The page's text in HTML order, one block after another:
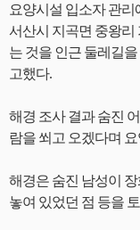
요양시설 입소자 관리
서산시 지곡면 중왕리
는 것을 인근 둘레길
고했다.
해경 조사 결과 숨진
람을 쐬고 오겠다며
해경은 숨진 남성이
놓여 있었던 점 등을